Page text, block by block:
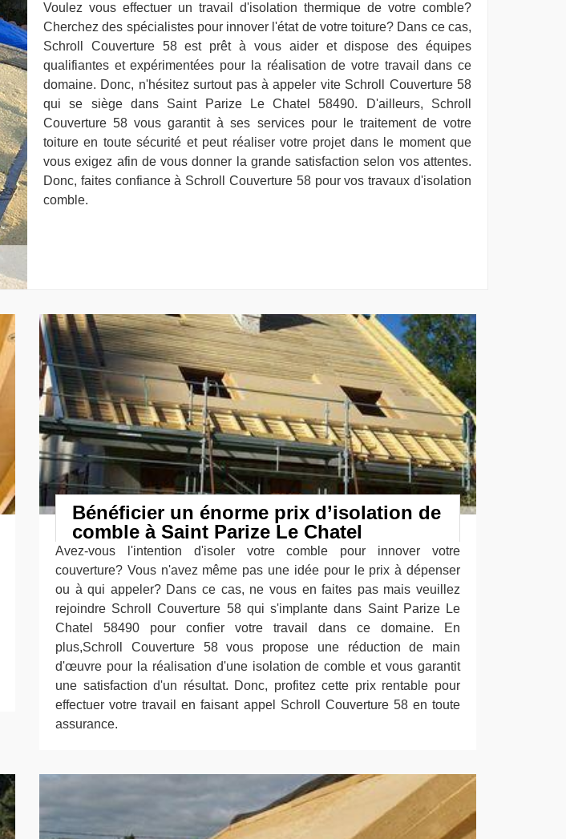
Voulez vous effectuer un travail d'isolation thermique de votre comble?
Cherchez des spécialistes pour innover l'état de votre toiture? Dans ce cas,
Schroll Couverture 58 est prêt à vous aider et dispose des équipes
qualifiantes et expérimentées pour la réalisation de votre travail dans ce
domaine. Donc, n'hésitez surtout pas à appeler vite Schroll Couverture 58
qui se siège dans Saint Parize Le Chatel 58490. D'ailleurs, Schroll
Couverture 58 vous garantit à ses services pour le traitement de votre
toiture en toute sécurité et peut réaliser votre projet dans le moment que
vous exigez afin de vous donner la grande satisfaction selon vos attentes.
Donc, faites confiance à Schroll Couverture 58 pour vos travaux d'isolation
comble.
Bénéficier un énorme prix d’isolation de
comble à Saint Parize Le Chatel
Avez-vous l'intention d'isoler votre comble pour innover votre
couverture? Vous n'avez même pas une idée pour le prix à dépenser
ou à qui appeler? Dans ce cas, ne vous en faites pas mais veuillez
rejoindre Schroll Couverture 58 qui s'implante dans Saint Parize Le
Chatel 58490 pour confier votre travail dans ce domaine. En
plus,Schroll Couverture 58 vous propose une réduction de main
d'œuvre pour la réalisation d'une isolation de comble et vous garantit
une satisfaction d'un résultat. Donc, profitez cette prix rentable pour
effectuer votre travail en faisant appel Schroll Couverture 58 en toute
assurance.